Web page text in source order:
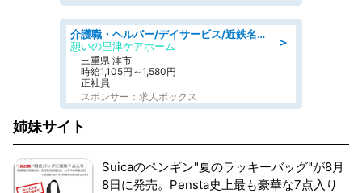
＞
介護職・ヘルパー/デイサービス/近鉄名古屋線 高田本山/津市/三重県
憩いの里津ケアホーム
三重県 津市
時給1,105円～1,580円
正社員
スポンサー：求人ボックス
姉妹サイト
Suicaのペンギン"夏のラッキーバッグ"が8月
8日に発売。Pensta史上最も豪華な7点入り